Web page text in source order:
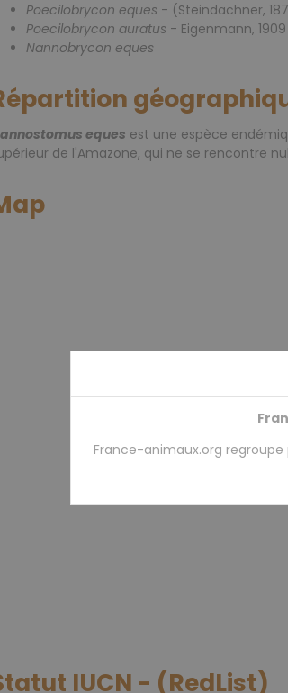
Poecilobrycon eques - (Steindachner,
Poecilobrycon auratus - Eigenmann, 1909
Nannobrycon eques
eques est une espèce
de l'Amazone, qui ne se rencontre
IUCN - (RedList)
France-animaux.org regroupe